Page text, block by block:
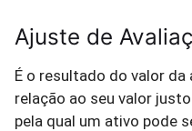
Ajuste de
É o resultado do valor da
relação ao seu valor
pela qual um ativo pode